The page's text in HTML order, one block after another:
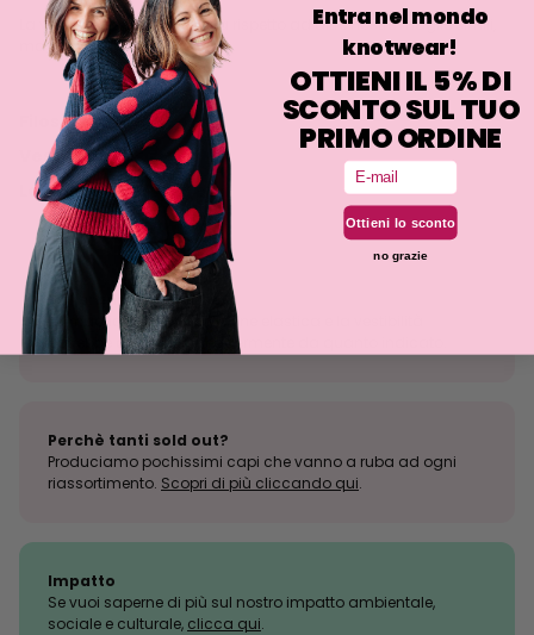
La vestibilità è più accostata rispetto ad altre nostre maglie simili,
ma comunque comoda.
Filosofia
Vestibilità
Lavaggio
Tolleranza alle taglie
La maglia è una lavorazione elastica e la vestibilità
potrebbe discostarsi leggermente da quanto indicato.
Perchè tanti sold out?
Produciamo pochissimi capi che vanno a ruba ad ogni
riassortimento. Scopri di più cliccando qui.
Impatto
Se vuoi saperne di più sul nostro impatto ambientale,
sociale e culturale, clicca qui.
Entra nel mondo
knotwear!
OTTIENI IL 5% DI
SCONTO SUL TUO
PRIMO ORDINE
Email
Ottieni lo sconto
no grazie